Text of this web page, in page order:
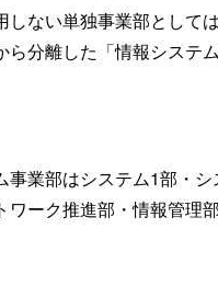
しない単独事業部として
ら分離した「情報システ
事業部はシステム1部・
ワーク推進部・情報管理